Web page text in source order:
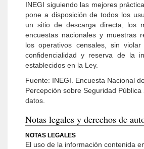
INEGI siguiendo las mejores
pone a disposición de todos los
un sitio de descarga directa, los
encuestas nacionales y muestras
los operativos censales, sin
confidencialidad y reserva de la
establecidos en la Ley.
Fuente: INEGI. Encuesta Nacional
Percepción sobre Seguridad
datos.
Notas legales y derechos de
NOTAS LEGALES
El uso de la información contenida